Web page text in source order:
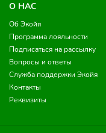
О НАС
Об Экойя
Программа лояльности
Подписаться на рассылку
Вопросы и ответы
Служба поддержки Экойя
Контакты
Реквизиты